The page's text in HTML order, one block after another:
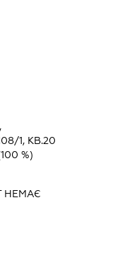
1, КВ.20
%)
НЕМАЄ